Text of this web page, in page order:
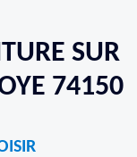
SUR
74150